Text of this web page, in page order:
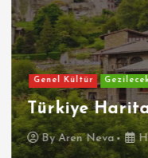
Genel Kültür
Türkiye
ByAren Neva